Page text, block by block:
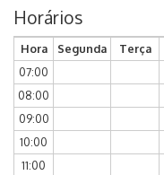
Horários
Hora Segunda Terça
07:00
08:00
09:00
10:00
11:00